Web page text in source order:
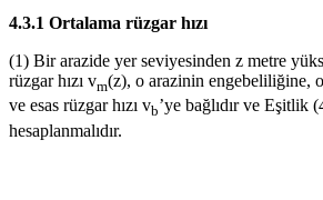
4.3.1 Ortalama rüzgar hızı
(1) Bir arazide yer seviyesinden z metre
rüzgar hızı vm(z), o arazinin engebeliliğine,
ve esas rüzgar hızı vb’ye bağlıdır ve Eşitlik
hesaplanmalıdır.